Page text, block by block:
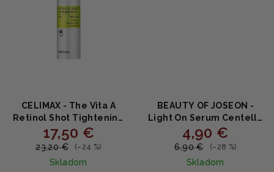
CELIMAX - The Vita A
Retinol Shot Tightening
Serum - Spevňujúce
sérum s retinolom 0.1% a
peptidmi 30ml
17,50 €
23,20 € (–24 %)
Skladom
BEAUTY OF JOSEON -
Light On Serum Centella
+ Vita C MINI -
Rozjasňujúce sérum s
centellou a vitamínom C
10ml
4,90 €
6,90 € (–28 %)
Skladom